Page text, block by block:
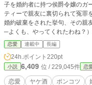
子を婚約者に持つ侯爵令嬢のガ
ティーで親友に裏切られて冤罪
婚約破棄をされた挙句、その親友
─よくも、やってくれたわね？） 親友と婚約者に復讐を誓いながらも、嵌められ
た苛立ちが止まらず、 パーティ
ト。 そんな中、熱を冷まそうと出た庭先で、 （邪魔よっ
いた“邪魔な何か”を思いっきり
はなく────…… ★リクエストの多かった、～踏まれて始まる恋～ 『結婚式当
日、婚約者と姉に裏切られて惨めに捨て
恋愛 連載中 長編
24h.ポイント 220pt
小説 6,409 位 / 229,045件 恋
恋愛 ヤケ酒 ポンコツ